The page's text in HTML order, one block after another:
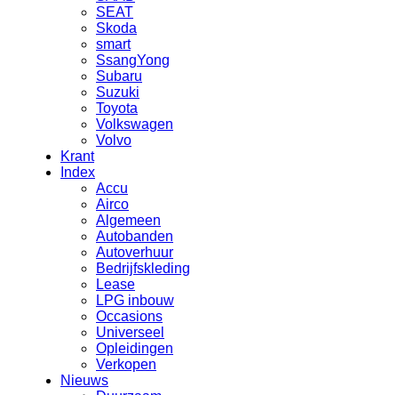
SEAT
Skoda
smart
SsangYong
Subaru
Suzuki
Toyota
Volkswagen
Volvo
Krant
Index
Accu
Airco
Algemeen
Autobanden
Autoverhuur
Bedrijfskleding
Lease
LPG inbouw
Occasions
Universeel
Opleidingen
Verkopen
Nieuws